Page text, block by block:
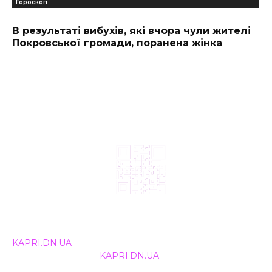
Гороскоп
В результаті вибухів, які вчора чули жителі
Покровської громади, поранена жінка
KAPRI.DN.UA
KAPRI.DN.UA